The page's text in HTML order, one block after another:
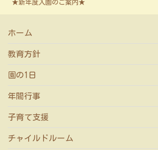
★新年度入園のご案内★
ホーム
教育方針
園の1日
年間行事
子育て支援
チャイルドルーム